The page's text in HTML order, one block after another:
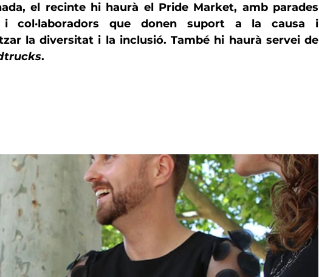
el recinte hi haurà el Pride Market, amb parades
i col·laboradors que donen suport a la causa i
.